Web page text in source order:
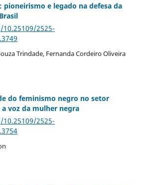
pioneirismo e legado na defesa da
2525-
Trindade, Fernanda Cordeiro Oliveira
do feminismo negro no setor
voz da mulher negra
2525-